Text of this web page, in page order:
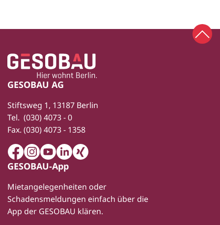
Fußbereich
Zur Startseite
GESOBAU AG
Stiftsweg 1, 13187 Berlin
Tel. (030) 4073 - 0
Fax. (030) 4073 - 1358
FacebookInstagram
YoutubeLinkedIn
Xing
GESOBAU-App
Mietangelegenheiten oder
Schadensmeldungen einfach über die
App der GESOBAU klären.